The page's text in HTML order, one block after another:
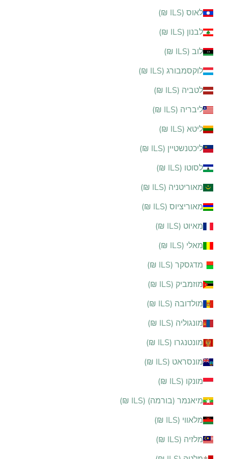
לאוס (ILS ₪)
לבנון (ILS ₪)
לוב (ILS ₪)
לוקסמבורג (ILS ₪)
לטביה (ILS ₪)
ליבריה (ILS ₪)
ליטא (ILS ₪)
ליכטנשטיין (ILS ₪)
לסוטו (ILS ₪)
מאוריטניה (ILS ₪)
מאוריציוס (ILS ₪)
מאיוט (ILS ₪)
מאלי (ILS ₪)
מדגסקר (ILS ₪)
מוזמביק (ILS ₪)
מולדובה (ILS ₪)
מונגוליה (ILS ₪)
מונטנגרו (ILS ₪)
מונסראט (ILS ₪)
מונקו (ILS ₪)
מיאנמר (בורמה) (ILS ₪)
מלאווי (ILS ₪)
מלזיה (ILS ₪)